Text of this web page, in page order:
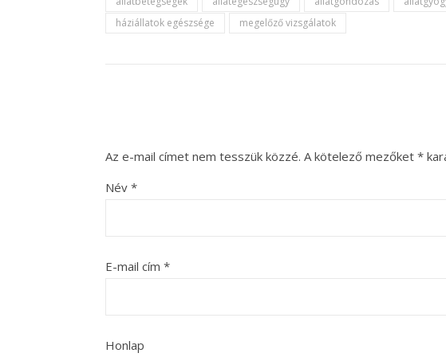
háziállatok egészsége
megelőző vizsgálatok
Az e-mail címet nem tesszük közzé. A kötelező mezőket *
Név *
E-mail cím *
Honlap